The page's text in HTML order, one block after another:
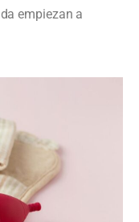
empiezan a